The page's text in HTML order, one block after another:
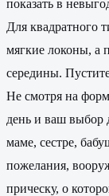
показать в
Для квадратного
мягкие локоны, а
середины.
Не смотря на
день и ваш выбор
маме, сестре,
пожелания,
прическу, о